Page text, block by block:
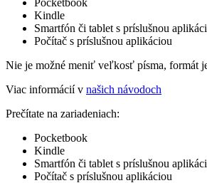
Pocketbook
Kindle
Smartfón či tablet s príslušnou
Počítač s príslušnou aplikáciou
Nie je možné meniť veľkosť písma, formát
Viac informácií v našich návodoch
Prečítate na zariadeniach:
Pocketbook
Kindle
Smartfón či tablet s príslušnou
Počítač s príslušnou aplikáciou